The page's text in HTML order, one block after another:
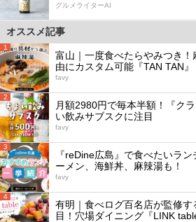
グルメライターAI
オススメ記事
1
富山｜一度食べたらやみつき
由にカスタム可能『TAN TAN』
favy
2
月額2980円で毎本半額！『ク
い飲みサブスクに注目
favy
3
『reDine広島』で食べたいラ
ーメン、海鮮丼、麻辣湯も！
favy
4
有明｜食べログ百名店が監修
目！穴場ダイニング『LINK